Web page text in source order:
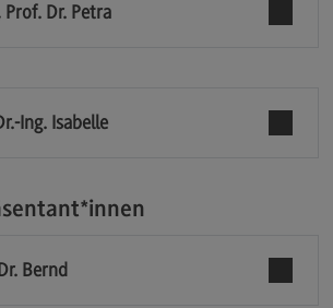
Dr. Petra
Ing. Isabelle
Bernd